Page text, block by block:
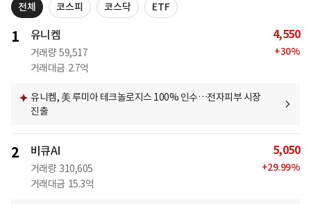
전체 코스피 코스닥 ETF
1 유니켐
거래량 59,517
거래대금 2.7억
4,550
+30%
유니켐, 美 루미아 테크놀로지스 100% 인수…전자피부 시장
진출
2 비큐AI
거래량 310,605
거래대금 15.3억
5,050
+29.99%